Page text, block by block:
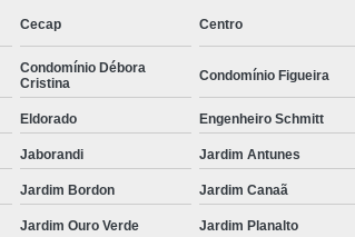
Cecap Centro
Condomínio Débora
Cristina
Condomínio Figueira
Eldorado Engenheiro Schmitt
Jaborandi Jardim Antunes
Jardim Bordon Jardim Canaã
Jardim Ouro Verde Jardim Planalto